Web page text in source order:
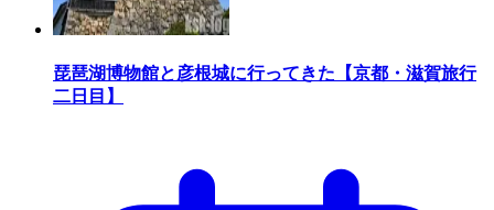
琵琶湖博物館と彦根城に行ってきた【京都・滋賀旅行
二日目】